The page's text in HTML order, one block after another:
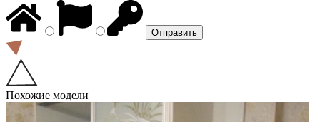
Похожие модели